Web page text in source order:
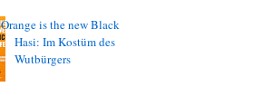
Orange is the new Black
Hasi: Im Kostüm des
Wutbürgers